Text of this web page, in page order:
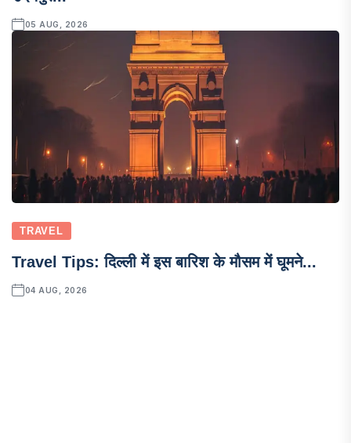
05 AUG, 2026
TRAVEL
Travel Tips: दिल्ली में इस बारिश के मौसम में घूमने...
04 AUG, 2026